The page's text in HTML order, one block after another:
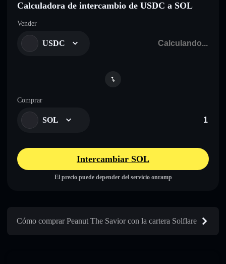
Calculadora de intercambio de USDC a SOL
Vender
USDC
Comprar
SOL
Intercambiar SOL
El precio puede depender del servicio onramp
Cómo comprar Peanut The Savior con la cartera Solflare